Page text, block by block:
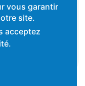
des
pour
vous garantir
site.
acceptez